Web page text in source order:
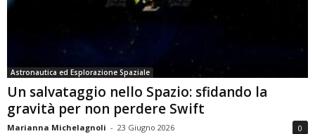
Astronautica ed Esplorazione Spaziale
Un salvataggio nello Spazio: sfidando la
gravità per non perdere Swift
Marianna Michelagnoli - 23 Giugno 2026 0